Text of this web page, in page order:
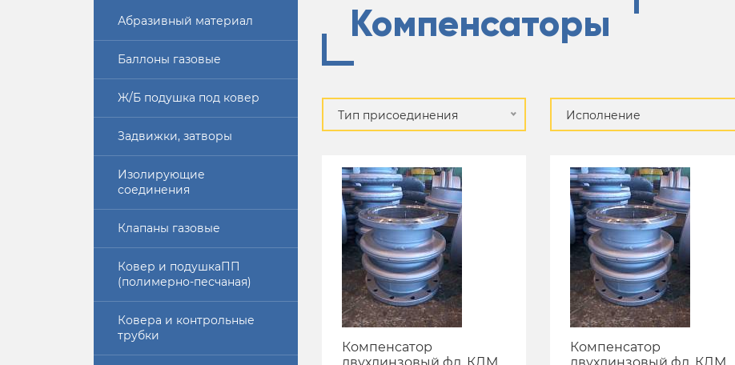
Компенсаторы
Тип присоединения Исполнение
Компенсатор
Компенсатор
Абразивный материал
Баллоны газовые
Ж/Б подушка под ковер
Задвижки, затворы
Изолирующие
соединения
Клапаны газовые
Ковер и подушкаПП
(полимерно-песчаная)
Ковера и контрольные
трубки